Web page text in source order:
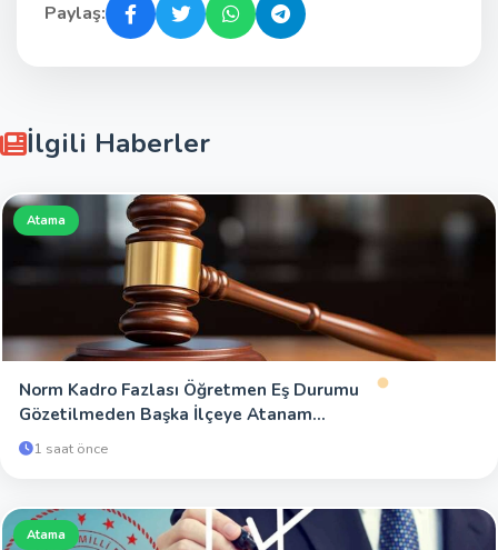
Paylaş:
İlgili Haberler
Atama
Norm Kadro Fazlası Öğretmen Eş Durumu
Gözetilmeden Başka İlçeye Atanam...
1 saat önce
Atama